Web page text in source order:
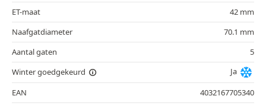
ET-maat
42 mm
Naafgatdiameter
70.1 mm
Aantal gaten
5
Winter goedgekeurd
Ja
EAN
4032167705340